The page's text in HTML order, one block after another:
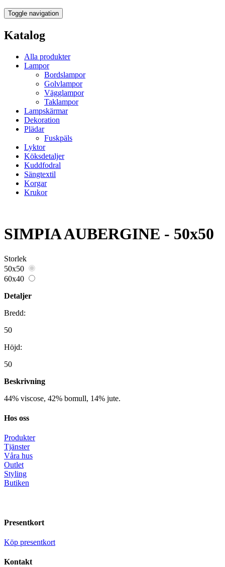
Toggle navigation
Katalog
Alla produkter
Lampor
Bordslampor
Golvlampor
Vägglampor
Taklampor
Lampskärmar
Dekoration
Plädar
Fuskpäls
Lyktor
Köksdetaljer
Kuddfodral
Sängtextil
Korgar
Krukor
SIMPIA AUBERGINE - 50x50
Storlek
50x50
60x40
Detaljer
Bredd:
50
Höjd:
50
Beskrivning
44% viscose, 42% bomull, 14% jute.
Hos oss
Produkter
Tjänster
Våra hus
Outlet
Styling
Butiken
Presentkort
Köp presentkort
Kontakt